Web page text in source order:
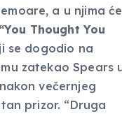
a u njima će
“You Thought You
se dogodio na
zatekao Spears
večernjeg
prizor. “Druga